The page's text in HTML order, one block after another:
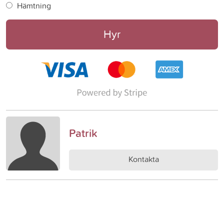
Hämtning
Hyr
Patrik
Kontakta